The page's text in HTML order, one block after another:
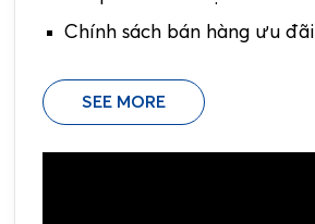
Chính sách bán hàng ưu đãi
SEE MORE